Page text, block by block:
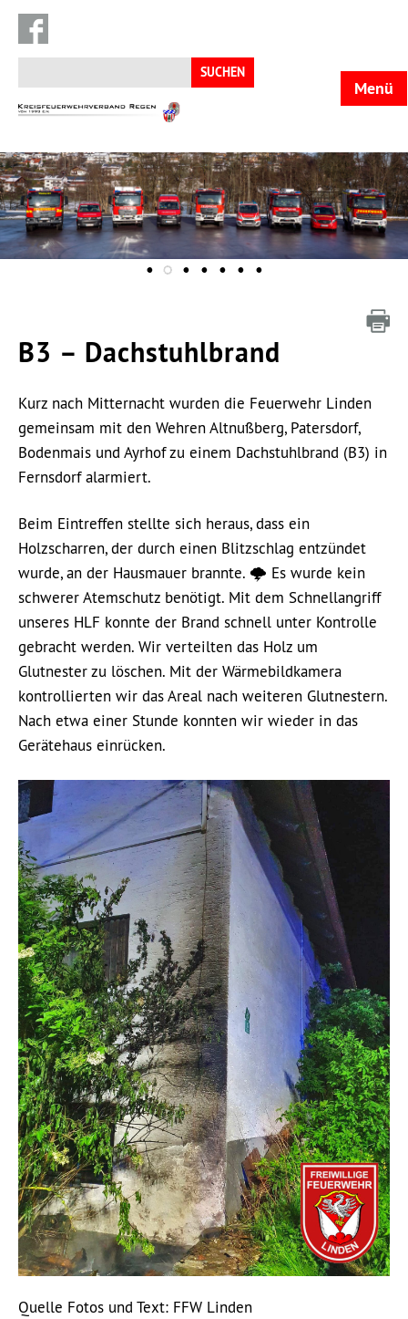
Suchen
nach:
KFV
Menü
B3 – Dachstuhlbrand
Kurz nach Mitternacht wurden die Feuerwehr Linden
gemeinsam mit den Wehren Altnußberg, Patersdorf,
Bodenmais und Ayrhof zu einem Dachstuhlbrand (B3) in
Fernsdorf alarmiert.
Beim Eintreffen stellte sich heraus, dass ein
Holzscharren, der durch einen Blitzschlag entzündet
wurde, an der Hausmauer brannte. 🌩️ Es wurde kein
schwerer Atemschutz benötigt. Mit dem Schnellangriff
unseres HLF konnte der Brand schnell unter Kontrolle
gebracht werden. Wir verteilten das Holz um
Glutnester zu löschen. Mit der Wärmebildkamera
kontrollierten wir das Areal nach weiteren Glutnestern.
Nach etwa einer Stunde konnten wir wieder in das
Gerätehaus einrücken.
Quelle Fotos und Text: FFW Linden